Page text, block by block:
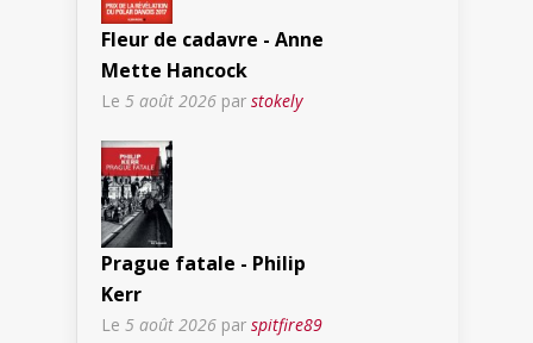
Fleur de cadavre - Anne
Mette Hancock
Le 5 août 2026 par stokely
Prague fatale - Philip
Kerr
Le 5 août 2026 par spitfire89